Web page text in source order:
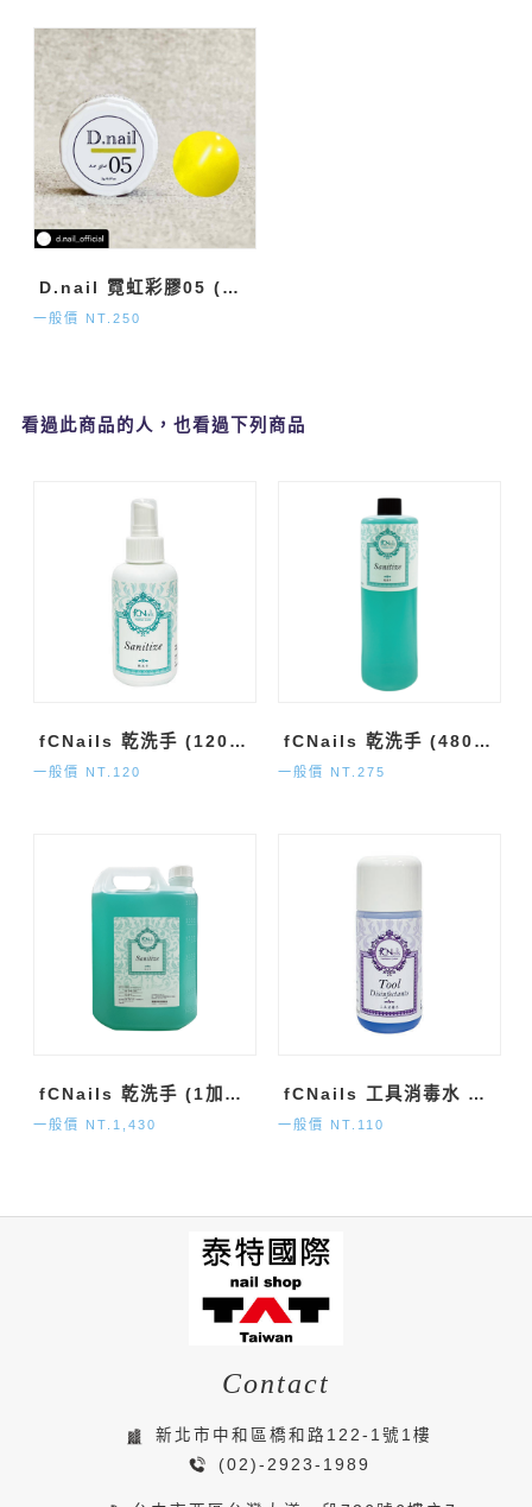
D.nail 霓虹彩膠05 (極致系列) 2g
一般價 NT.250
看過此商品的人，也看過下列商品
fCNails 乾洗手 (120ml)
一般價 NT.120
fCNails 乾洗手 (480ml)
一般價 NT.275
fCNails 乾洗手 (1加侖)
一般價 NT.1,430
fCNails 工具消毒水 (120ml)
一般價 NT.110
Contact
新北市中和區橋和路122-1號1樓
(02)-2923-1989